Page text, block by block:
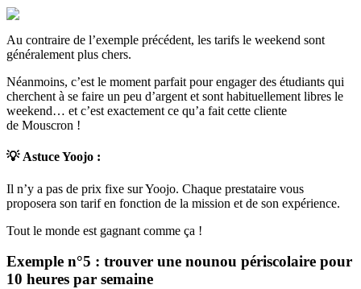
Au contraire de l’exemple précédent, les tarifs le weekend sont
généralement plus chers.
Néanmoins, c’est le moment parfait pour engager des étudiants qui
cherchent à se faire un peu d’argent et sont habituellement libres le
weekend… et c’est exactement ce qu’a fait cette cliente
de Mouscron !
💡 Astuce Yoojo :
Il n’y a pas de prix fixe sur Yoojo. Chaque prestataire vous
proposera son tarif en fonction de la mission et de son expérience.
Tout le monde est gagnant comme ça !
Exemple n°5 : trouver une nounou périscolaire pour
10 heures par semaine